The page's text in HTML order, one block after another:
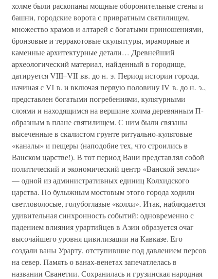
холме были раскопаны мощные оборонительные стены и
башни, городские ворота с привратным святилищем,
множество храмов и алтарей с богатыми приношениями,
бронзовые и терракотовые скульптуры, мраморные и
каменные архитектурные детали… Древнейший
археологический материал, найденный в городище,
датируется VIII–VII вв. до н. э. Период истории города,
начиная с VI в. и включая первую половину IV в. до н. э.,
представлен богатыми погребениями, культурными
слоями и находящимся на вершине холма деревянным П-
образным в плане святилищем. С ним были связаны
высеченные в скалистом грунте ритуально-культовые
«каналы» и пещеры (наподобие тех, что строились в
Ванском царстве!). В тот период Вани представлял собой
политический и экономический центр «Ванской земли»
— одной из административных единиц Колхидского
царства. По булыжным мостовым этого города ходили
светловолосые, голубоглазые «колхи». Итак, наблюдается
удивительная синхронность событий: одновременно с
падением влияния урартийцев в Азии образуется очаг
высочайшего уровня цивилизации на Кавказе. Его
создали ваны Урарту, отступившие под давлением персов
на север. Память о ванах-венетах запечатлелась в
названии Сванетии. Сохранилась и грузинская народная